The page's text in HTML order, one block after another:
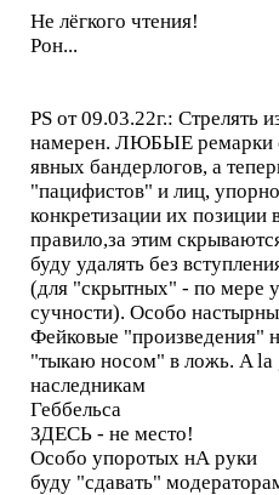
Не лёгкого чтения!
Рон...
PS от 09.03.22г.: Стрелять
намерен. ЛЮБЫЕ ремарки
явных бандерлогов, а
"пацифистов" и лиц,
конкретизации их
правило,за этим
буду удалять без
(для "скрытных" - по мере
сучности). Особо
Фейковые "произведения"
"тыкаю носом" в ложь. A la
наследникам
Геббельса
ЗДЕСЬ - не место!
Особо упоротых нА руки
буду "сдавать"